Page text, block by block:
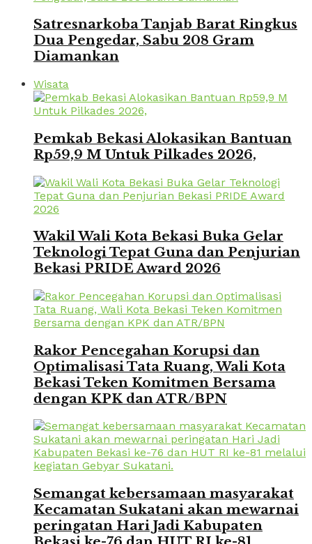
Satresnarkoba Tanjab Barat Ringkus
Dua Pengedar, Sabu 208 Gram
Diamankan
Wisata
Pemkab Bekasi Alokasikan Bantuan
Rp59,9 M Untuk Pilkades 2026,
Wakil Wali Kota Bekasi Buka Gelar
Teknologi Tepat Guna dan Penjurian
Bekasi PRIDE Award 2026
Rakor Pencegahan Korupsi dan
Optimalisasi Tata Ruang, Wali Kota
Bekasi Teken Komitmen Bersama
dengan KPK dan ATR/BPN
Semangat kebersamaan masyarakat
Kecamatan Sukatani akan mewarnai
peringatan Hari Jadi Kabupaten